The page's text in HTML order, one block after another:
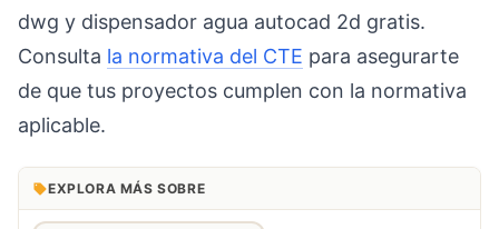
dwg y dispensador agua autocad 2d gratis.
Consulta la normativa del CTE para asegurarte
de que tus proyectos cumplen con la normativa
aplicable.
EXPLORA MÁS SOBRE